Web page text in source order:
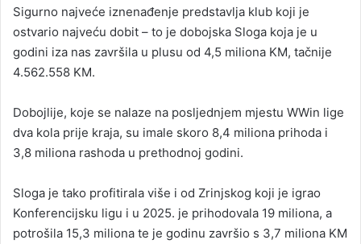
m
a
i
Sigurno najveće iznenađenje predstavlja klub koji je
ostvario najveću dobit – to je dobojska Sloga koja je u
godini iza nas završila u plusu od 4,5 miliona KM, tačnije
4.562.558 KM.
Dobojlije, koje se nalaze na posljednjem mjestu WWin lige
dva kola prije kraja, su imale skoro 8,4 miliona prihoda i
3,8 miliona rashoda u prethodnoj godini.
Sloga je tako profitirala više i od Zrinjskog koji je igrao
Konferencijsku ligu i u 2025. je prihodovala 19 miliona, a
potrošila 15,3 miliona te je godinu završio s 3,7 miliona KM